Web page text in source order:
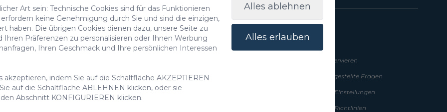
Investments
9
Gran Canaria
Spanien
Entdecke
Inserieren Sie Ihre Immobilie
Villa Gran Canaria
Erlebnisse
Wie reservieren
Häufig gestellte Fragen
Cookie-Einstellungen
Cookie-Richtlinien
Art sein: Technische Cookies sind für das Funktionieren
keine Genehmigung durch Sie und sind die einzigen,
haben. Die übrigen Cookies dienen dazu, unsere Seite zu
Ihren Präferenzen zu personalisieren oder Ihnen Werbung
Ihren Geschmack und Ihre persönlichen Interessen
akzeptieren, indem Sie auf die Schaltfläche AKZEPTIEREN
auf die Schaltfläche ABLEHNEN klicken, oder sie
Abschnitt KONFIGURIEREN klicken.
Alles ablehnen
Alles erlauben